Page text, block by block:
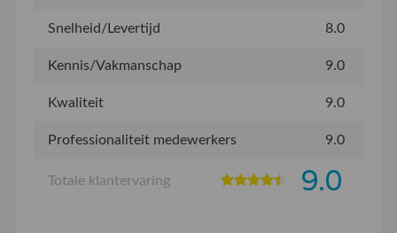
Snelheid/Levertijd 8.0
Kennis/Vakmanschap 9.0
Kwaliteit 9.0
Professionaliteit medewerkers 9.0
Totale klantervaring 9.0